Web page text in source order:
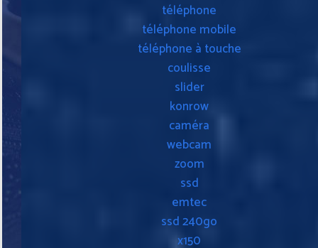
téléphone
téléphone mobile
téléphone à touche
coulisse
slider
konrow
caméra
webcam
zoom
ssd
emtec
ssd 240go
x150